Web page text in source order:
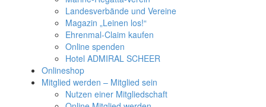
Landesverbände und Vereine
Magazin „Leinen los!“
Ehrenmal-Claim kaufen
Online spenden
Hotel ADMIRAL SCHEER
Onlineshop
Mitglied werden – Mitglied sein
Nutzen einer Mitgliedschaft